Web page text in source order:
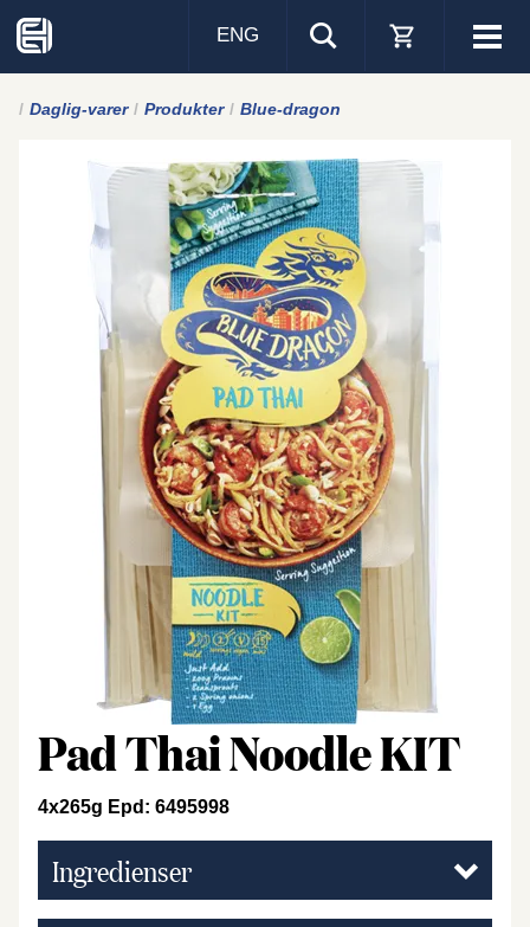
Visa
ENG
Daglig-varer Produkter Blue-dragon
Pad Thai Noodle KIT
4x265g Epd: 6495998
Ingredienser